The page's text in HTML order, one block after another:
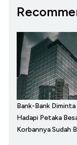
Bank-Bank Diminta
Hadapi Petaka
Korbannya Sudah